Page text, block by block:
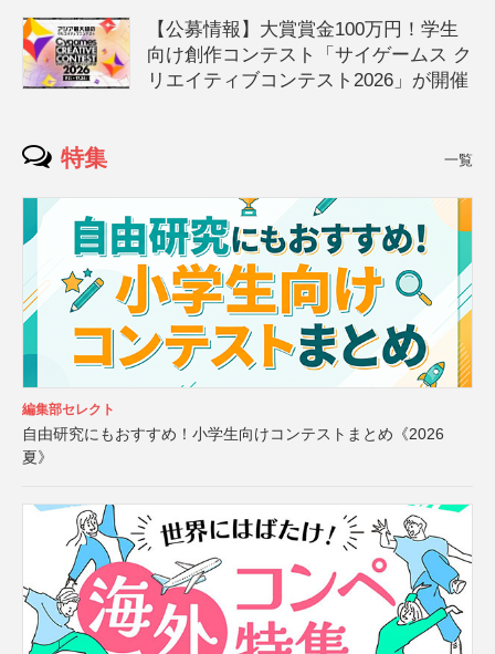
【公募情報】大賞賞金100万円！学生
向け創作コンテスト「サイゲームス ク
リエイティブコンテスト2026」が開催
特集 一覧
編集部セレクト
自由研究にもおすすめ！小学生向けコンテストまとめ《2026
夏》